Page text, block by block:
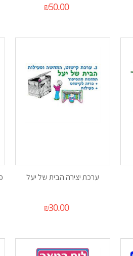
₪50.00
ערכת יצירה הבית של יעל
₪30.00